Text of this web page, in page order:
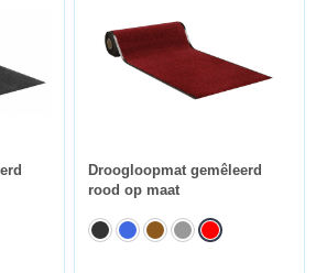
Droogloopmat gemêleerd
rood op maat